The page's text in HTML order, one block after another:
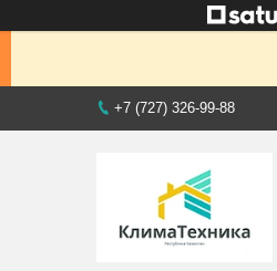
+7 (727) 326-99-88